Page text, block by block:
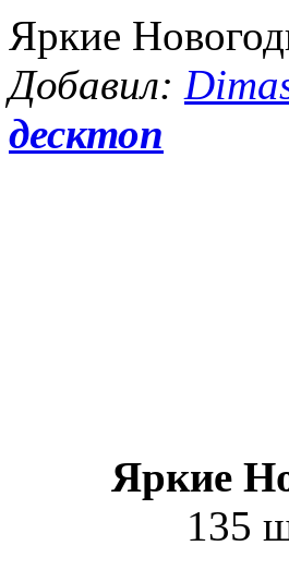
Яркие
Добавил:
десктоп
Яркие
135